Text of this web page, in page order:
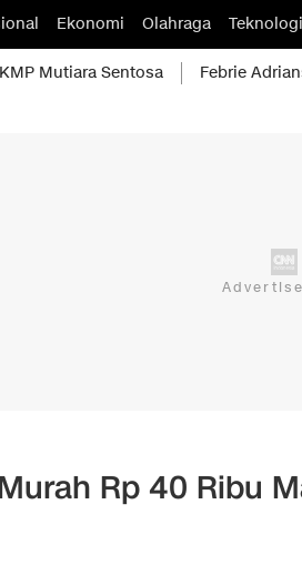
Ekonomi Olahraga Teknologi
KMP Mutiara Sentosa Febrie
Rp 40 Ribu